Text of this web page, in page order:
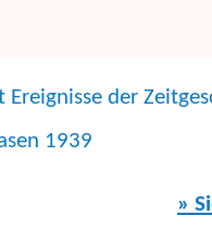
Ereignisse der
1939
»